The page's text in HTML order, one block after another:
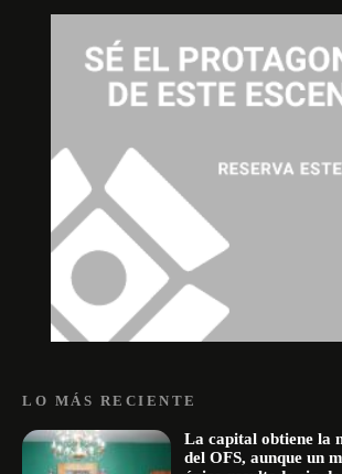
LO MÁS RECIENTE
La capital obtiene la
del OFS, aunque un